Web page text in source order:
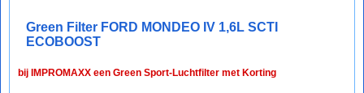
Green Filter FORD MONDEO IV 1,6L SCTI
ECOBOOST
bij IMPROMAXX een Green Sport-Luchtfilter met Korting